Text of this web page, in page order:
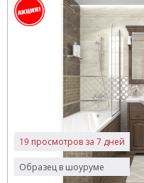
Образец в шоуруме
19 просмотров за 7 дней